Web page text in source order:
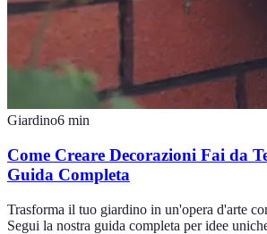
Giardino6 min
Come Creare Decorazioni Fai da
Guida Completa
Trasforma il tuo giardino in un'opera d'arte
Segui la nostra guida completa per idee